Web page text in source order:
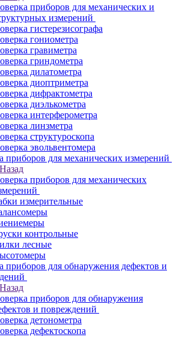
приборов для механических и
измерений
гистерезисографа
гониометра
гравиметра
гриндометра
дилатометра
диоптриметра
дифрактометра
диэлькометра
интерферометра
линзметра
структуроскопа
эвольвентомера
приборов для механических измерений
Назад
приборов для механических
измерительные
контрольные
лесные
приборов для обнаружения дефектов и
Назад
приборов для обнаружения
и повреждений
детонометра
дефектоскопа